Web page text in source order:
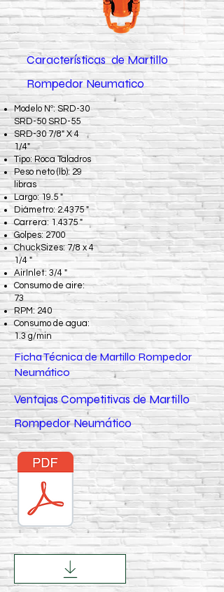
Características de Martillo
Rompedor Neumatico
Modelo Nº: SRD-30
SRD-50 SRD-55
SRD-30 7/8" X 4
1/4"
Tipo: Roca Taladros
Peso neto (lb): 29
libras
Largo: 19.5 "
Diámetro: 2.4375 "
Carrera: 1.4375 "
Golpes: 2700
ChuckSizes: 7/8 x 4
1/4 "
AirInlet: 3/4 "
Consumo de aire:
73
RPM: 240
Consumo de agua:
1.3 g/min
Ficha Técnica de Martillo Rompedor
Neumático
Ventajas Competitivas de Martillo
Rompedor Neumático